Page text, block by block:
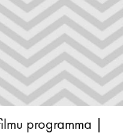
programma |